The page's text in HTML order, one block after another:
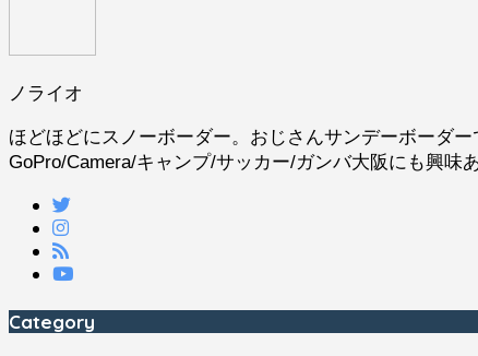
ノライオ
ほどほどにスノーボーダー。おじさんサンデーボーダ
GoPro/Camera/キャンプ/サッカー/ガンバ大阪にも興味あ
Category